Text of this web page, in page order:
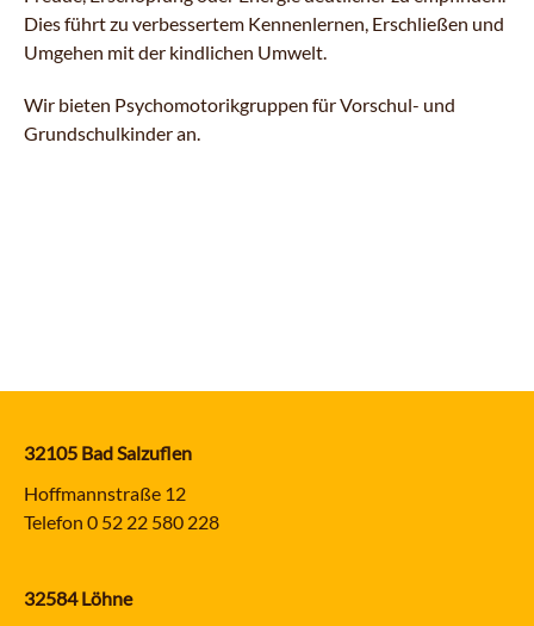
Dies führt zu verbessertem Kennenlernen, Erschließen und
Umgehen mit der kindlichen Umwelt.
Wir bieten Psychomotorikgruppen für Vorschul- und
Grundschulkinder an.
32105 Bad Salzuflen
Hoffmannstraße 12
Telefon 0 52 22 580 228
32584 Löhne